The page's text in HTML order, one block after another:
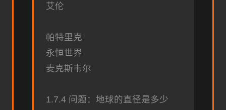
艾伦
帕特里克
永恒世界
麦克斯韦尔
1.7.4 问题：地球的直径是多少